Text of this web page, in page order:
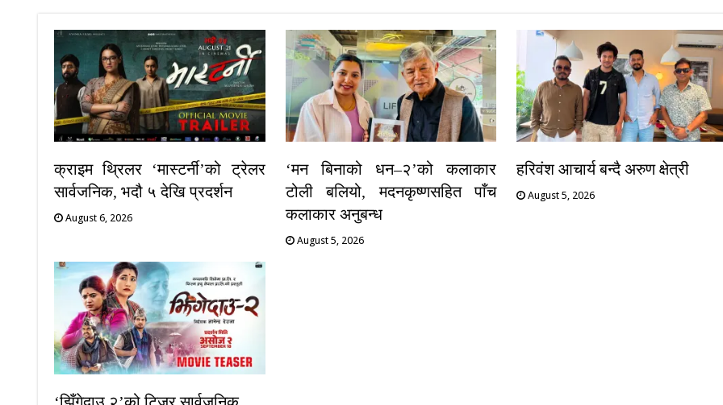
क्राइम थ्रिलर ‘मास्टर्नी’को ट्रेलर
सार्वजनिक, भदौ ५ देखि प्रदर्शन
August 6, 2026
‘मन बिनाको धन–२’को कलाकार
टोली बलियो, मदनकृष्णसहित पाँच
कलाकार अनुबन्ध
August 5, 2026
हरिवंश आचार्य बन्दै अरुण क्षेत्री
August 5, 2026
‘झिँगेदाउ २’को टिजर सार्वजनिक